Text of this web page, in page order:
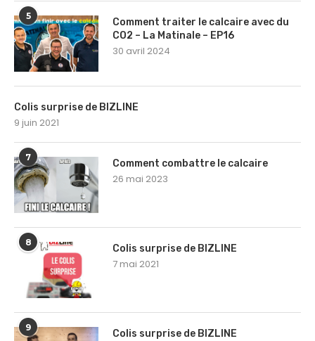
5
Comment traiter le calcaire avec du
CO2 – La Matinale – EP16
30 avril 2024
Colis surprise de BIZLINE
9 juin 2021
7
Comment combattre le calcaire
26 mai 2023
8
Colis surprise de BIZLINE
7 mai 2021
9
Colis surprise de BIZLINE